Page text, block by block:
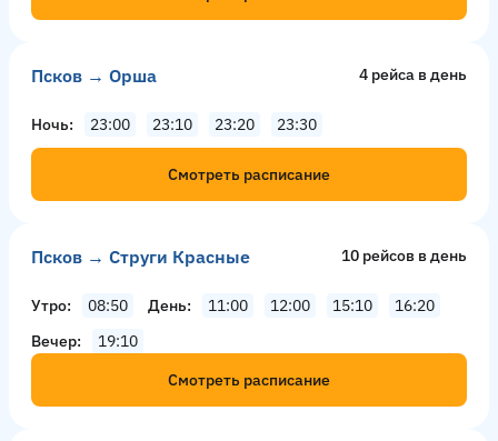
Псков → Орша 4 рейсa в день
Ночь 23:00 23:10 23:20 23:30
Смотреть расписание
Псков → Струги Красные 10 рейсов в день
Утро 08:50 День 11:00 12:00 15:10
16:20
Вечер
19:10
Смотреть расписание